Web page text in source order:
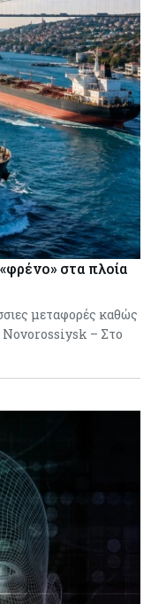
στα πλοία
μεταφορές καθώς
Novorossiysk – Στο